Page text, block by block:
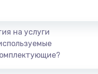
Заказать
Не заряжается
на услуги